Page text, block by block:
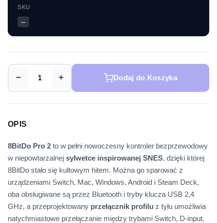
SKU
–
− + Dodaj do Koszyka
OPIS
8BitDo Pro 2 to w pełni nowoczesny kontroler bezprzewodowy
w niepowtarzalnej sylwetce inspirowanej SNES, dzięki której
8BitDo stało się kultowym hitem. Można go sparować z
urządzeniami Switch, Mac, Windows, Android i Steam Deck,
oba obsługiwane są przez Bluetooth i tryby klucza USB 2,4
GHz, a przeprojektowany przełącznik profilu z tyłu umożliwia
natychmiastowe przełączanie między trybami Switch, D-input,